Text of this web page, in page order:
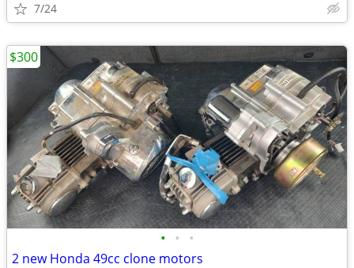
7/24
• • •
2 new Honda 49cc clone motors
$300